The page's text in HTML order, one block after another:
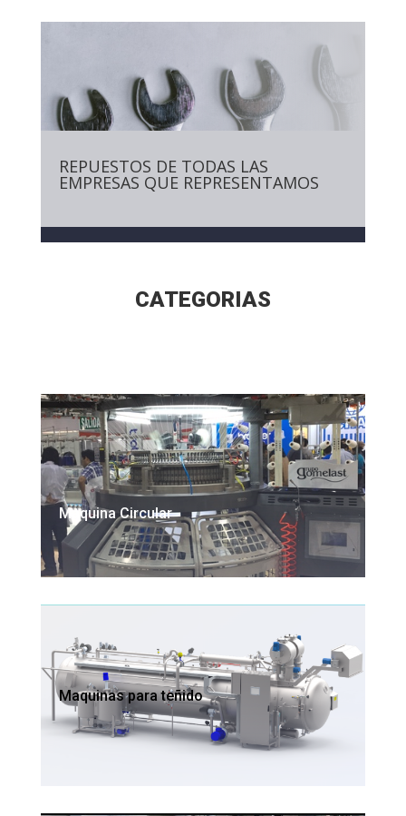
REPUESTOS DE TODAS LAS
EMPRESAS QUE REPRESENTAMOS
CATEGORIAS
Maquina Circular
Maquinas para teñido